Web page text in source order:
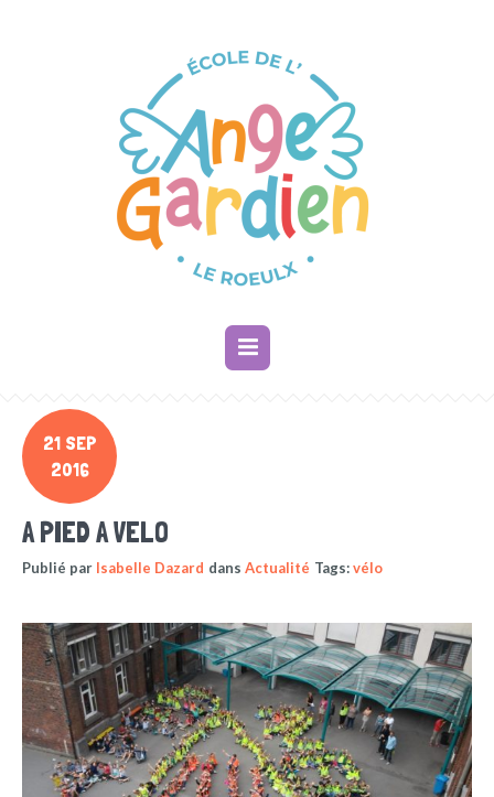
21 SEP
2016
A PIED A VELO
Publié par Isabelle Dazard dans Actualité Tags:vélo